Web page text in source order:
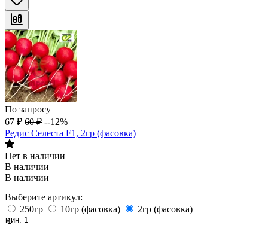
По запросу
67 ₽ 60 ₽ --12%
Редис Селеста F1, 2гр (фасовка)
Нет в наличии
В наличии
В наличии
Выберите артикул:
250гр
10гр (фасовка) 2гр (фасовка)
мин. 1